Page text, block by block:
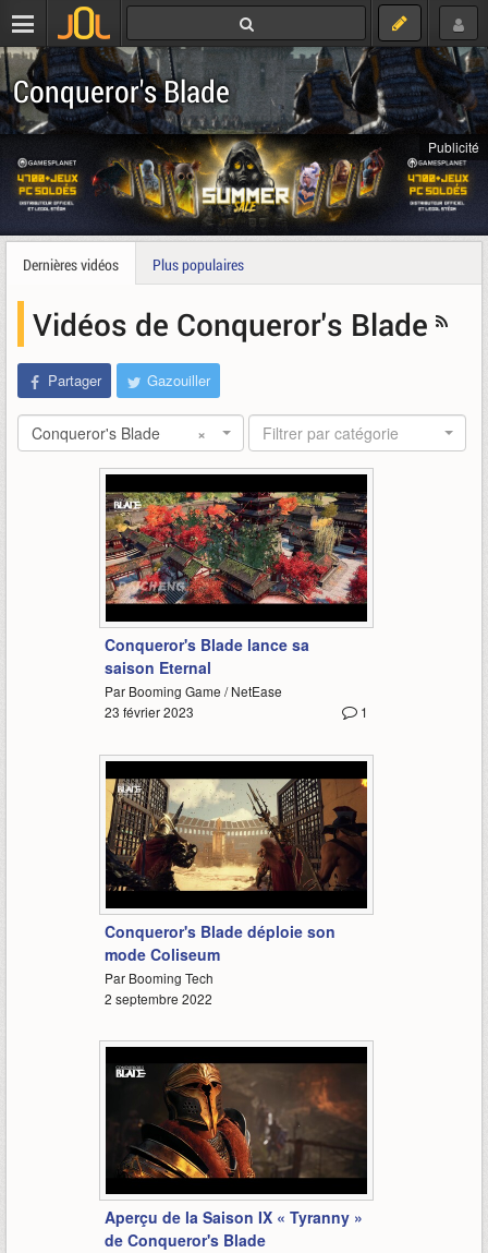
Conqueror's Blade
Publicité
Dernières vidéos Plus populaires
Vidéos de Conqueror's Blade
Partager Gazouiller
×
Conqueror's Blade Filtrer par catégorie
1:34
Conqueror's Blade lance sa
saison Eternal
Par Booming Game / NetEase
1
23 février 2023
1:09
Conqueror's Blade déploie son
mode Coliseum
Par Booming Tech
2 septembre 2022
1:58
Aperçu de la Saison IX « Tyranny »
de Conqueror's Blade